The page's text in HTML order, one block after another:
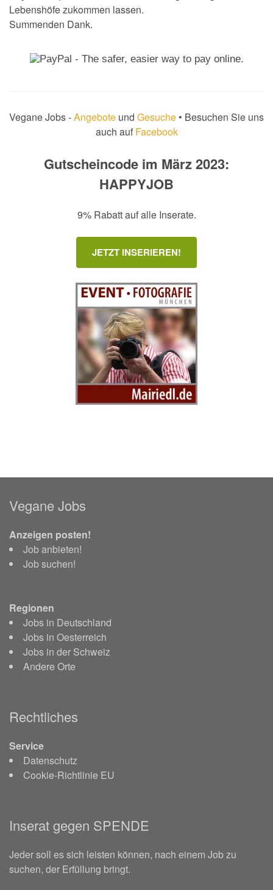
Lebenshöfe zukommen lassen.
Summenden Dank.
Vegane Jobs -Angebote und Gesuche • Besuchen Sie uns
auch auf Facebook
Gutscheincode im März 2023:
HAPPYJOB
9% Rabatt auf alle Inserate.
JETZT INSERIEREN!
Vegane Jobs
Anzeigen posten!
Job anbieten!
Job suchen!
Regionen
Jobs in Deutschland
Jobs in Oesterreich
Jobs in der Schweiz
Andere Orte
Rechtliches
Service
Datenschutz
Cookie-Richtlinie EU
Inserat gegen SPENDE
Jeder soll es sich leisten können, nach einem Job zu
suchen, der Erfüllung bringt.